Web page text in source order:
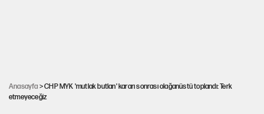
Anasayfa > CHP MYK 'mutlak butlan' kararı sonrası olağanüstü toplandı: Terk
etmeyeceğiz